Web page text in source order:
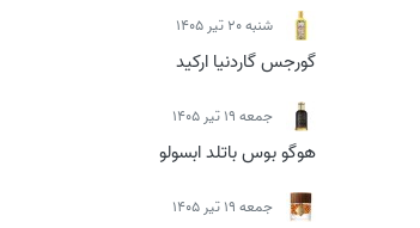
شنبه 20 تیر 1405
گورجس گاردنیا ارکید
جمعه 19 تیر 1405
هوگو بوس باتلد ابسولو
جمعه 19 تیر 1405